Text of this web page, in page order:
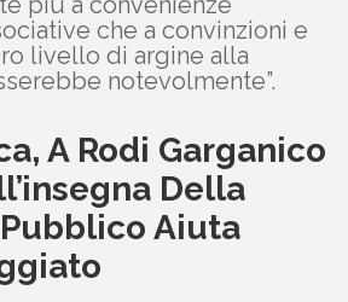
che a convinzioni e
livello di argine alla
notevolmente”.
A Rodi Garganico
Della
Aiuta